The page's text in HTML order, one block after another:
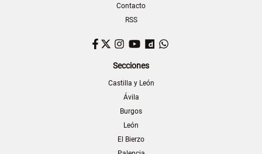
Contacto
RSS
Facebook
TwitterInstagram
YouTubeDailymotion
Secciones
Castilla y León
Ávila
Burgos
León
El Bierzo